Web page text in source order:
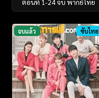
ตอนที่ 1-24 จบ พากย์ไทย
จบแล้ว ซับไทย